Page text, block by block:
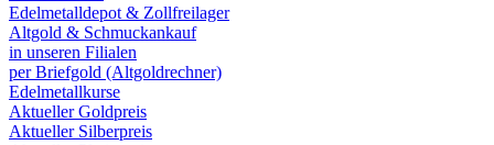
Edelmetalldepot & Zollfreilager
Altgold & Schmuckankauf
in unseren Filialen
per Briefgold (Altgoldrechner)
Edelmetallkurse
Aktueller Goldpreis
Aktueller Silberpreis